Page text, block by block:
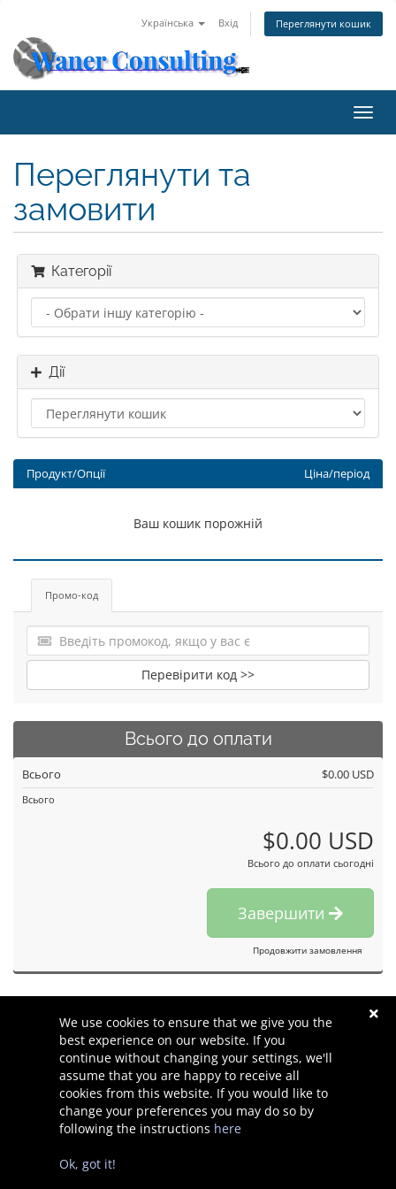
Українська Вхід Переглянути кошик
Переглянути та
замовити
Категорії
Дії
Продукт/Опції Ціна/період
Ваш кошик порожній
Промо-код
Перевірити код >>
Всього до оплати
Всього $0.00 USD
Всього
$0.00 USD
Всього до оплати сьогодні
Завершити
Продовжити замовлення
Powered byWHMCompleteSolution
захищені.
We use cookies to ensure that we give you the
best experience on our website. If you
continue without changing your settings, we'll
assume that you are happy to receive all
cookies from this website. If you would like to
change your preferences you may do so by
following the instructions here
Ok, got it!